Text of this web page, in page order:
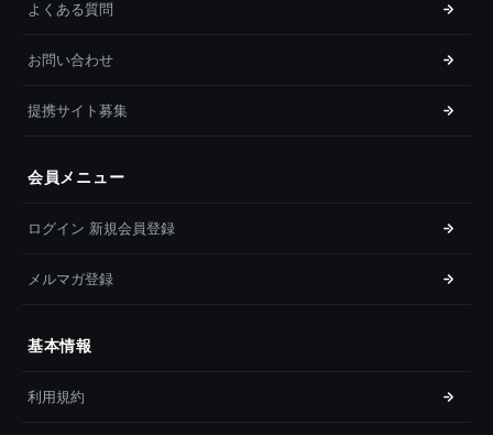
よくある質問
お問い合わせ
提携サイト募集
会員メニュー
ログイン 新規会員登録
メルマガ登録
基本情報
利用規約